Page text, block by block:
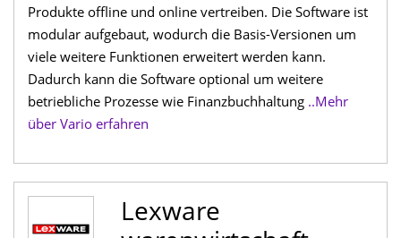
Produkte offline und online vertreiben. Die Software ist
modular aufgebaut, wodurch die Basis-Versionen um
viele weitere Funktionen erweitert werden kann.
Dadurch kann die Software optional um weitere
betriebliche Prozesse wie Finanzbuchhaltung ..Mehr
über Vario erfahren
Lexware